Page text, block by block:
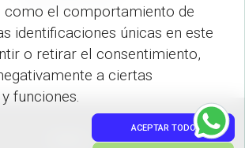
como el comportamiento de
identificaciones únicas en este
o retirar el consentimiento,
a ciertas
funciones.
ACEPTAR TODO